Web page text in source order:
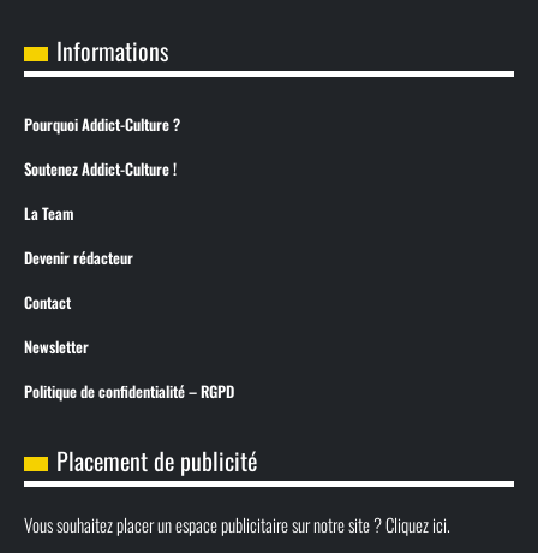
Informations
Pourquoi Addict-Culture ?
Soutenez Addict-Culture !
La Team
Devenir rédacteur
Contact
Newsletter
Politique de confidentialité – RGPD
Placement de publicité
Vous souhaitez placer un espace publicitaire sur notre site ? Cliquez ici.